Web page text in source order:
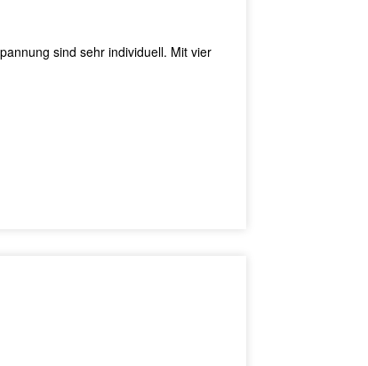
sind sehr individuell. Mit vier